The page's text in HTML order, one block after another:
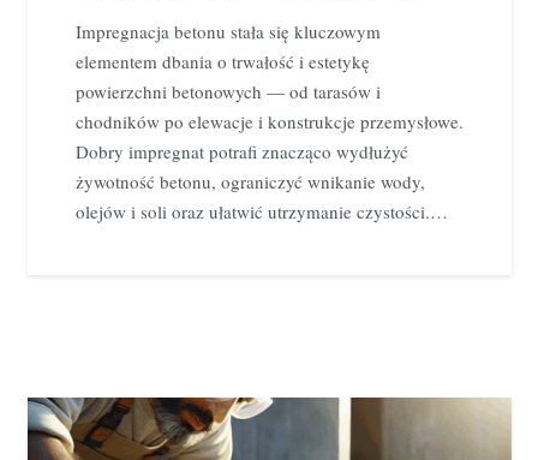
Impregnacja betonu stała się kluczowym
elementem dbania o trwałość i estetykę
powierzchni betonowych — od tarasów i
chodników po elewacje i konstrukcje przemysłowe.
Dobry impregnat potrafi znacząco wydłużyć
żywotność betonu, ograniczyć wnikanie wody,
olejów i soli oraz ułatwić utrzymanie czystości.…